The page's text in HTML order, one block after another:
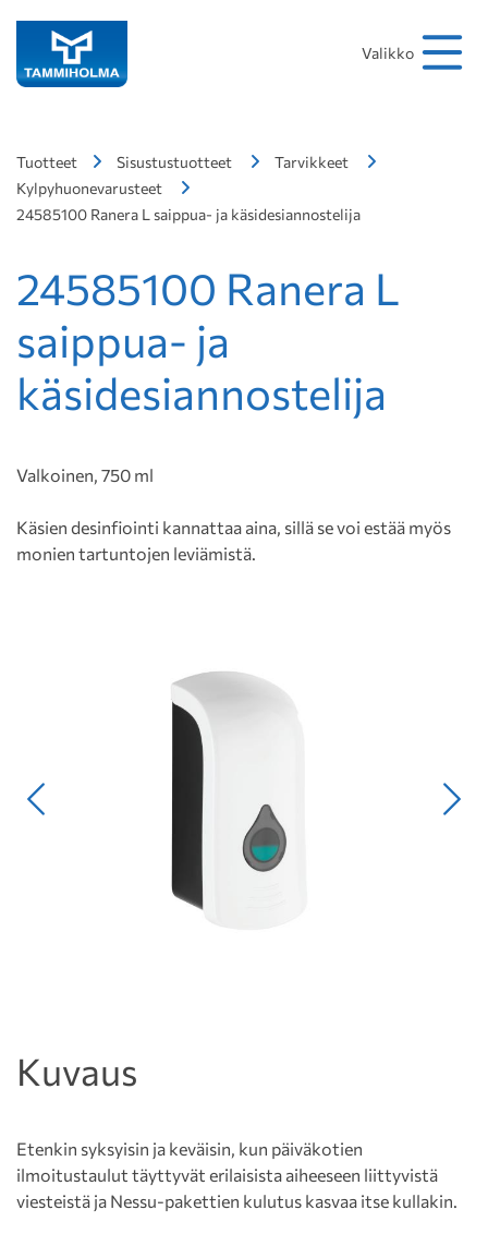
Valikko
Tuotteet Sisustustuotteet
Tarvikkeet
Kylpyhuonevarusteet
24585100 Ranera L saippua- ja käsidesiannostelija
24585100 Ranera L
saippua- ja
käsidesiannostelija
Valkoinen, 750 ml
Käsien desinfiointi kannattaa aina, sillä se voi estää myös
monien tartuntojen leviämistä.
Edellinen
Kuvaus
Etenkin syksyisin ja keväisin, kun päiväkotien
ilmoitustaulut täyttyvät erilaisista aiheeseen liittyvistä
viesteistä ja Nessu-pakettien kulutus kasvaa itse kullakin.